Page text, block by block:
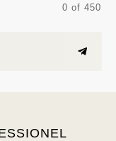
0 of 450